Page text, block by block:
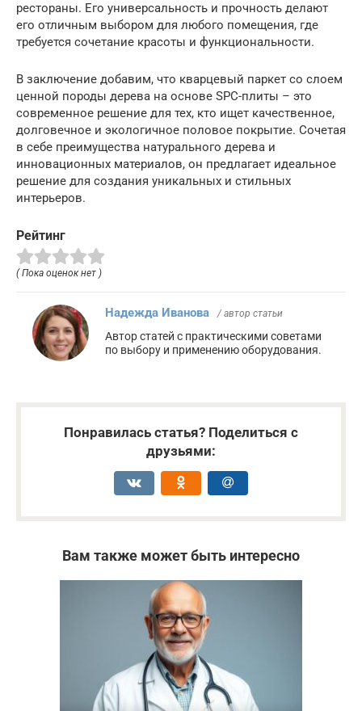
рестораны. Его универсальность и прочность делают
его отличным выбором для любого помещения, где
требуется сочетание красоты и функциональности.
В заключение добавим, что кварцевый паркет со слоем
ценной породы дерева на основе SPC-плиты – это
современное решение для тех, кто ищет качественное,
долговечное и экологичное половое покрытие. Сочетая
в себе преимущества натурального дерева и
инновационных материалов, он предлагает идеальное
решение для создания уникальных и стильных
интерьеров.
Рейтинг
( Пока оценок нет )
Надежда Иванова / автор статьи
Автор статей с практическими советами
по выбору и применению оборудования.
Понравилась статья? Поделиться с
друзьями:
Вам также может быть интересно